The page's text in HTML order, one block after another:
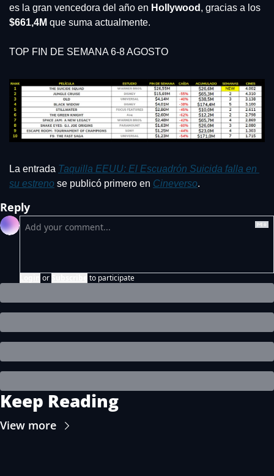
es la gran vencedora del año en Hollywood
$661,4M que suma actualmente.
TOP FIN DE SEMANA 6-8 AGOSTO
La entrada Taquilla EEUU: El Escuadrón Suicida falla en
su estreno se publicó primero en Cineverso.
Reply
or to participate
Keep Reading
View more